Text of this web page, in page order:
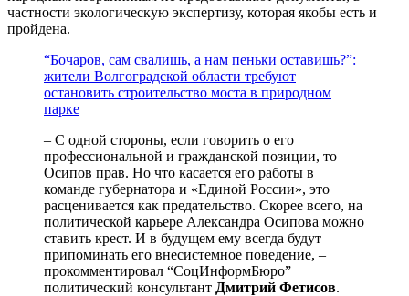
частности экологическую экспертизу, которая якобы есть и
пройдена.
“Бочаров, сам свалишь, а нам пеньки оставишь?”:
жители Волгоградской области требуют
остановить строительство моста в природном
парке
– С одной стороны, если говорить о его
профессиональной и гражданской позиции, то
Осипов прав. Но что касается его работы в
команде губернатора и «Единой России», это
расценивается как предательство. Скорее всего, на
политической карьере Александра Осипова можно
ставить крест. И в будущем ему всегда будут
припоминать его внесистемное поведение, –
прокомментировал “СоцИнформБюро”
политический консультант Дмитрий Фетисов.